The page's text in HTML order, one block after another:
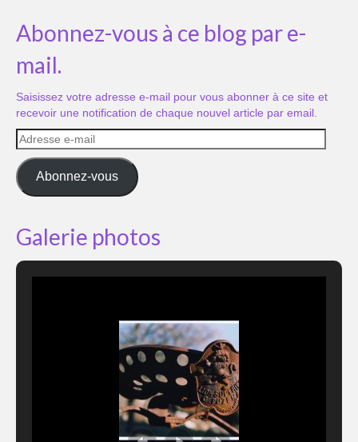
Abonnez-vous à ce blog par e-
mail.
Saisissez votre adresse e-mail pour vous abonner à ce site et
recevoir une notification de chaque nouvel article par email.
Adresse
e-
mail
Abonnez-vous
Galerie photos